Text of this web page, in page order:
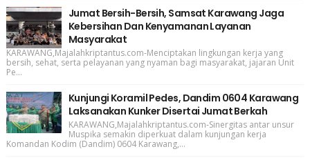
Jumat Bersih-Bersih, Samsat Karawang Jaga
Kebersihan Dan Kenyamanan Layanan
Masyarakat
KARAWANG,Majalahkriptantus.com-Menciptakan lingkungan kerja yang
bersih, sehat, serta pelayanan yang nyaman bagi masyarakat, jajaran Unit
Pe...
Kunjungi Koramil Pedes, Dandim 0604 Karawang
Laksanakan Kunker Disertai Jumat Berkah
KARAWANG,Majalahkriptantus.com-Sinergitas antar unsur
Muspika semakin diperkuat dalam kunjungan kerja
Komandan Kodim (Dandim) 0604 Karawang,...